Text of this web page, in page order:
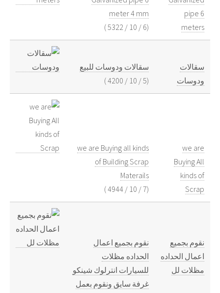
pipe 6
meters
meter 4 mm
(
6
/
10
/
5322
)
سقالات
ودوسات
سقالات ودوسات للبيع
(
5
/
10
/
4200
)
we are
Buying All
kinds of
Scrap
we are Buying all kinds
of Building Scrap
Materails
(
7
/
10
/
4944
)
نقوم بجميع
اعمال الحداده
مظلات لل
نقوم بجميع اعمال
الحداده مظلات
للسيارات انترلوك شينكو
غرفة سايق ونقوم بعمل